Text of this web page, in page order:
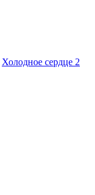
Холодное сердце 2